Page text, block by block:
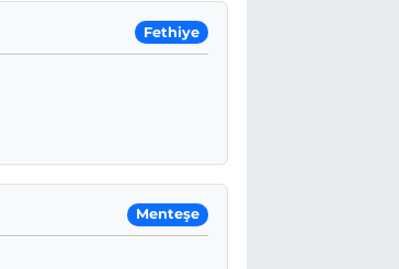
Fethiye
Menteşe